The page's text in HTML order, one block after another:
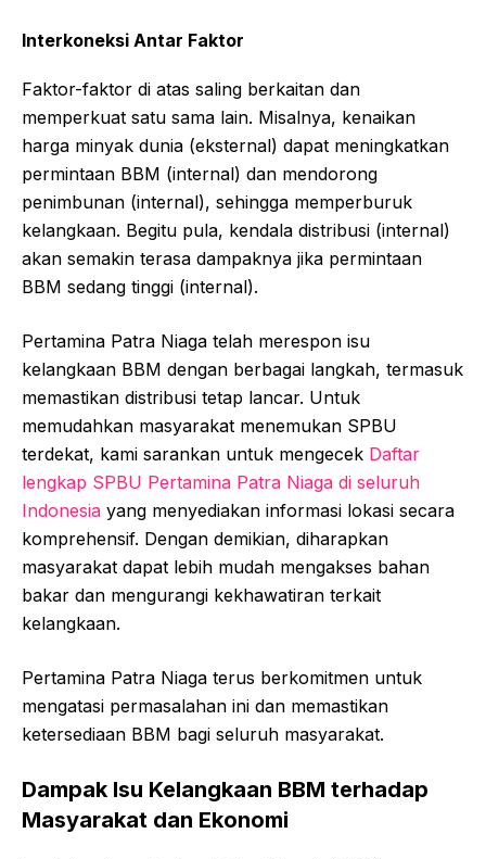
Interkoneksi Antar Faktor
Faktor-faktor di atas saling berkaitan dan
memperkuat satu sama lain. Misalnya, kenaikan
harga minyak dunia (eksternal) dapat meningkatkan
permintaan BBM (internal) dan mendorong
penimbunan (internal), sehingga memperburuk
kelangkaan. Begitu pula, kendala distribusi (internal)
akan semakin terasa dampaknya jika permintaan
BBM sedang tinggi (internal).
Pertamina Patra Niaga telah merespon isu
kelangkaan BBM dengan berbagai langkah, termasuk
memastikan distribusi tetap lancar. Untuk
memudahkan masyarakat menemukan SPBU
terdekat, kami sarankan untuk mengecek Daftar
lengkap SPBU Pertamina Patra Niaga di seluruh
Indonesia yang menyediakan informasi lokasi secara
komprehensif. Dengan demikian, diharapkan
masyarakat dapat lebih mudah mengakses bahan
bakar dan mengurangi kekhawatiran terkait
kelangkaan.
Pertamina Patra Niaga terus berkomitmen untuk
mengatasi permasalahan ini dan memastikan
ketersediaan BBM bagi seluruh masyarakat.
Dampak Isu Kelangkaan BBM terhadap
Masyarakat dan Ekonomi